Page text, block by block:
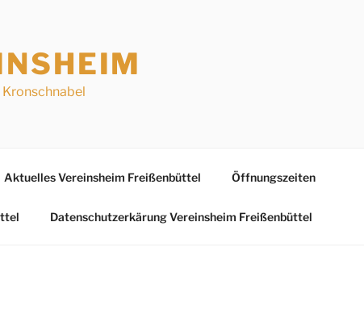
Kronschnabel
Aktuelles Vereinsheim Freißenbüttel Öffnungszeiten
Datenschutzerkärung Vereinsheim Freißenbüttel